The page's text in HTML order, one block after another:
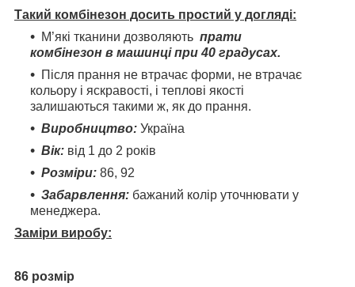
Такий комбінезон досить простий у догляді:
М’які тканини дозволяють прати
комбінезон в машинці при 40 градусах.
Після прання не втрачає форми, не втрачає
кольору і яскравості, і теплові якості
залишаються такими ж, як до прання.
Виробництво: Україна
Вік: від 1 до 2 років
Розміри: 86, 92
Забарвлення: бажаний колір уточнювати у
менеджера.
Заміри виробу:
86 розмір